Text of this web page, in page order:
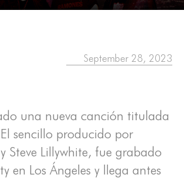
September 28, 2023
una nueva canción titulada
sencillo producido por
Steve Lillywhite, fue grabado
en Los Ángeles y llega antes